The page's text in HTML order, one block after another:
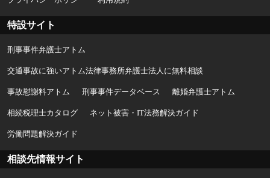
特設サイト
刑事事件弁護士アトム
交通事故に強いアトム法律事務所弁護士法人に無料相談
事故慰謝料アトム 刑事事件データベース 離婚弁護士アトム
相続税理士カタログ ネット被害・IT法務解決ガイド
労働問題解決ガイド
相談先情報サイト